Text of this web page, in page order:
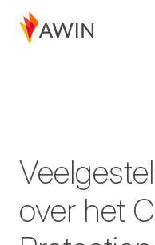
over het